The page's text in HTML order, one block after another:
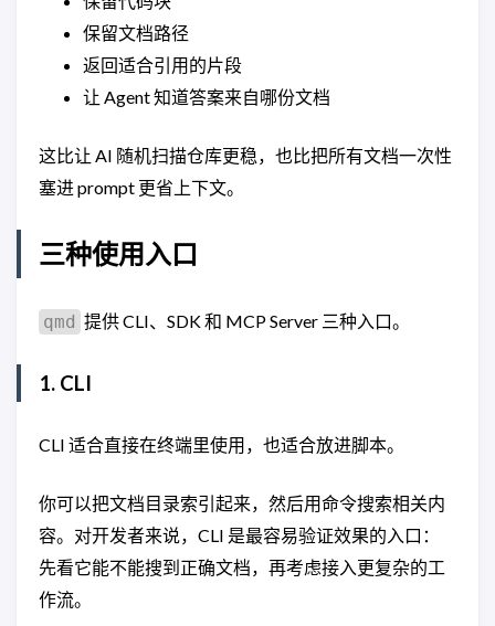
保留文档路径
返回适合引用的片段
让 Agent 知道答案来自哪份文档
这比让 AI 随机扫描仓库更稳，也比把所有文档一次性
塞进 prompt 更省上下文。
三种使用入口
qmd 提供 CLI、SDK 和 MCP Server 三种入口。
1. CLI
CLI 适合直接在终端里使用，也适合放进脚本。
你可以把文档目录索引起来，然后用命令搜索相关内
容。对开发者来说，CLI 是最容易验证效果的入口：
先看它能不能搜到正确文档，再考虑接入更复杂的工
作流。